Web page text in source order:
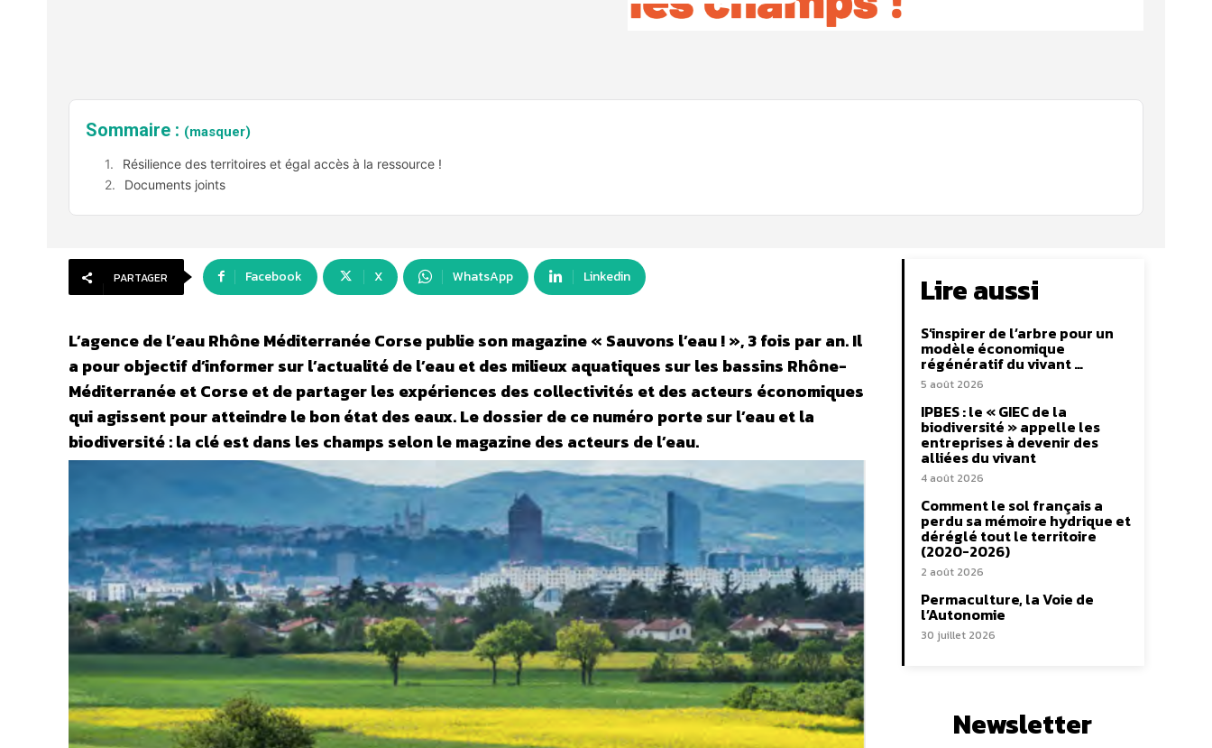
Sommaire : (masquer)
Résilience des territoires et égal accès à la ressource !
Documents joints
PARTAGER Facebook X WhatsApp Linkedin
L’agence de l’eau Rhône Méditerranée Corse publie son magazine « Sauvons l’eau ! », 3 fois par an. Il
a pour objectif d’informer sur l’actualité de l’eau et des milieux aquatiques sur les bassins Rhône-
Méditerranée et Corse et de partager les expériences des collectivités et des acteurs économiques
qui agissent pour atteindre le bon état des eaux. Le dossier de ce numéro porte sur l’eau et la
biodiversité : la clé est dans les champs selon le magazine des acteurs de l’eau.
Lire aussi
S’inspirer de l’arbre pour un
modèle économique
régénératif du vivant …
5 août 2026
IPBES : le « GIEC de la
biodiversité » appelle les
entreprises à devenir des
alliées du vivant
4 août 2026
Comment le sol français a
perdu sa mémoire hydrique et
déréglé tout le territoire
(2020-2026)
2 août 2026
Permaculture, la Voie de
l’Autonomie
30 juillet 2026
Newsletter